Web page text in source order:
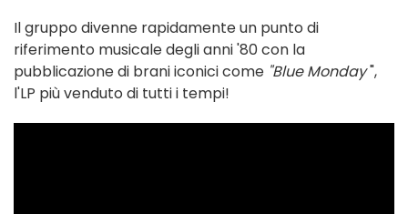
Il gruppo divenne rapidamente un punto di
riferimento musicale degli anni '80 con la
pubblicazione di brani iconici come "Blue Monday",
l'LP più venduto di tutti i tempi!